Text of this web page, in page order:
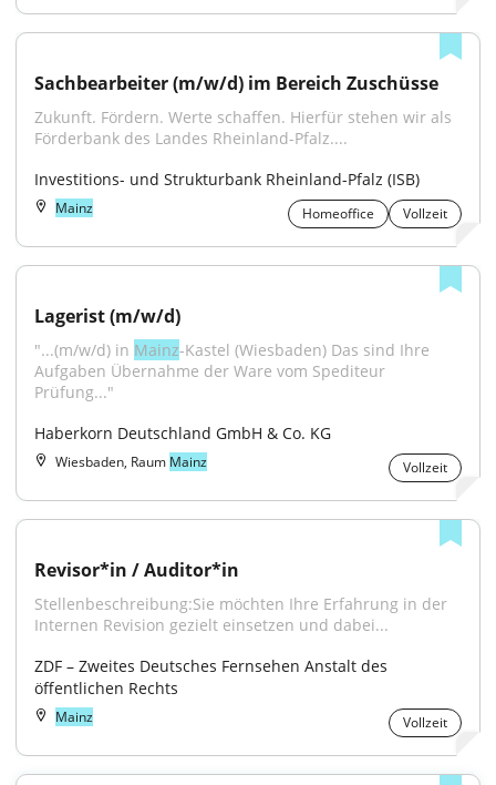
Sachbearbeiter (m/w/d) im Bereich Zuschüsse
Zukunft. Fördern. Werte schaffen. Hierfür stehen wir als
Förderbank des Landes Rheinland-Pfalz....
Investitions- und Strukturbank Rheinland-Pfalz (ISB)
Mainz Homeoffice Vollzeit
Lagerist (m/w/d)
"...(m/w/d) in Mainz-Kastel (Wiesbaden) Das sind Ihre
Aufgaben Übernahme der Ware vom Spediteur
Prüfung..."
Haberkorn Deutschland GmbH & Co. KG
Wiesbaden, Raum Mainz Vollzeit
Revisor*in / Auditor*in
Stellenbeschreibung:Sie möchten Ihre Erfahrung in der
Internen Revision gezielt einsetzen und dabei...
ZDF – Zweites Deutsches Fernsehen Anstalt des
öffentlichen Rechts
Mainz Vollzeit